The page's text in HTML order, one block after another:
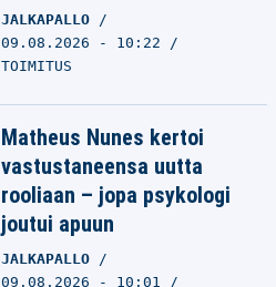
JALKAPALLO
09.08.2026 - 10:22
TOIMITUS
Matheus Nunes kertoi
vastustaneensa uutta
rooliaan – jopa psykologi
joutui apuun
JALKAPALLO
09.08.2026 - 10:01